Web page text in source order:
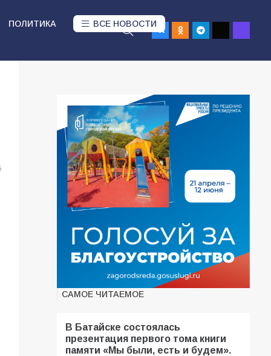
ПОЛИТИКА ВСЕ НОВОСТИ
САМОЕ ЧИТАЕМОЕ
В Батайске состоялась
презентация первого тома книги
памяти «Мы были, есть и будем».